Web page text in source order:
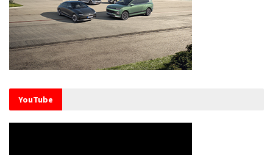
YouTube